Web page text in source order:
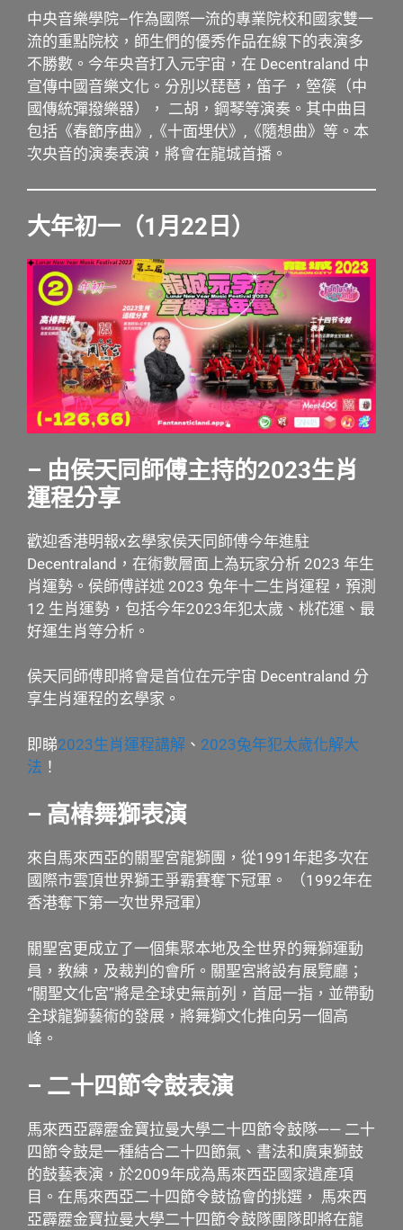
中央音樂學院–作為國際一流的專業院校和國家雙一
流的重點院校，師生們的優秀作品在線下的表演多
不勝數。今年央音打入元宇宙，在 Decentraland 中
宣傳中國音樂文化。分別以琵琶，笛子 ，箜篌（中
國傳統彈撥樂器）， 二胡，鋼琴等演奏。其中曲目
包括《春節序曲》,《十面埋伏》,《隨想曲》等。本
次央音的演奏表演，將會在龍城首播。
大年初一（1月22日）
– 由侯天同師傅主持的2023生肖
運程分享
歡迎香港明報x玄學家侯天同師傅今年進駐
Decentraland，在術數層面上為玩家分析 2023 年生
肖運勢。侯師傅詳述 2023 兔年十二生肖運程，預測
12 生肖運勢，包括今年2023年犯太歲、桃花運、最
好運生肖等分析。
侯天同師傅即將會是首位在元宇宙 Decentraland 分
享生肖運程的玄學家。
即睇2023生肖運程講解 、 2023兔年犯太歲化解大
法 ！
– 高椿舞獅表演
來自馬來西亞的關聖宮龍獅團，從1991年起多次在
國際市雲頂世界獅王爭霸賽奪下冠軍。 （1992年在
香港奪下第一次世界冠軍）
關聖宮更成立了一個集聚本地及全世界的舞獅運動
員，教練，及裁判的會所。關聖宮將設有展覽廳；
“關聖文化宮”將是全球史無前列，首屈一指，並帶動
全球龍獅藝術的發展，將舞獅文化推向另一個高
峰。
– 二十四節令鼓表演
馬來西亞霹靂金寶拉曼大學二十四節令鼓隊—— 二十
四節令鼓是一種結合二十四節氣、書法和廣東獅鼓
的鼓藝表演，於2009年成為馬來西亞國家遺產項
目。在馬來西亞二十四節令鼓協會的挑選， 馬來西
亞霹靂金寶拉曼大學二十四節令鼓隊團隊即將在龍